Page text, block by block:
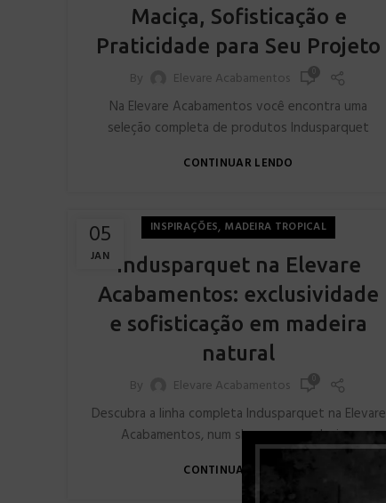
Maciça, Sofisticação e
Praticidade para Seu Projeto
By Elevare Acabamentos
Na Elevare Acabamentos você encontra uma
seleção completa de produtos Indusparquet
CONTINUAR LENDO
05
JAN
INSPIRAÇÕES, MADEIRA TROPICAL
Indusparquet na Elevare
Acabamentos: exclusividade
e sofisticação em madeira
natural
By Elevare Acabamentos
Descubra a linha completa Indusparquet na Elevare
Acabamentos, num showroom exclusivo.
CONTINUAR LENDO